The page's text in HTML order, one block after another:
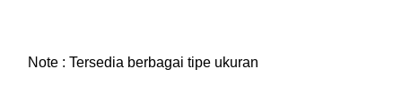
Note : Tersedia berbagai tipe ukuran